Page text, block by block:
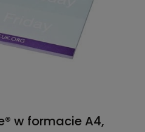
w formacie A4,